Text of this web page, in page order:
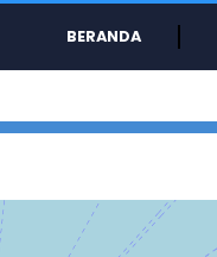
BERANDA